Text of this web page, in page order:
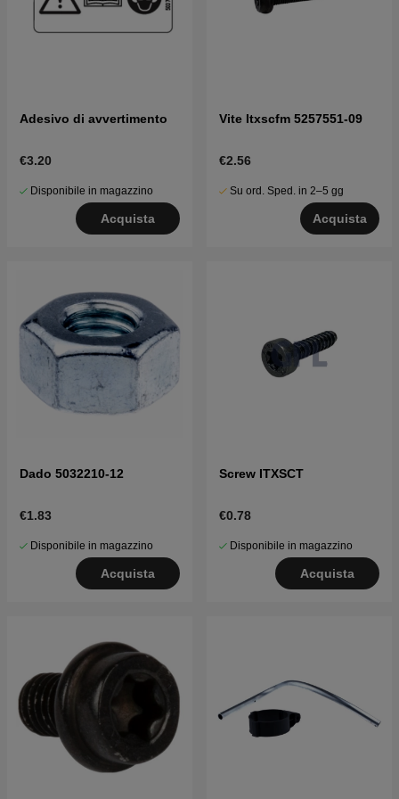
Adesivo di avvertimento
€3.20
Disponibile in magazzino
Acquista
Vite Itxscfm 5257551-09
€2.56
Su ord. Sped. in 2–5 gg
Acquista
Dado 5032210-12
€1.83
Disponibile in magazzino
Acquista
Screw ITXSCT
€0.78
Disponibile in magazzino
Acquista